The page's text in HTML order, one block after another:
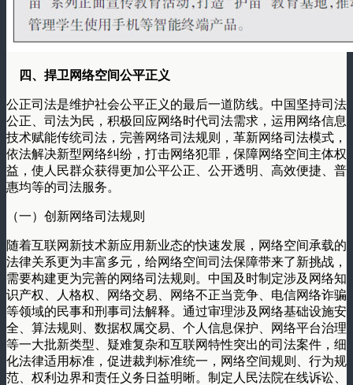
四、捍卫网络空间公平正义
公正司法是维护社会公平正义的最后一道防线。中国坚持司法
公正、司法为民，积极回应网络时代司法需求，运用网络信息
技术赋能传统司法，完善网络司法规则，革新网络司法模式，
依法解决新型网络纠纷，打击网络犯罪，保障网络空间主体权
益，使人民群众获得更加公平公正、公开透明、高效便捷、普
惠均等的司法服务。
（一）创新网络司法规则
随着互联网新技术新应用新业态的快速发展，网络空间承载的
法律关系更为丰富多元，给网络空间司法保障带来了新挑战，
需要构建更为完善的网络司法规则。中国及时制定涉及网络知
识产权、人格权、网络交易、网络不正当竞争、电信网络诈骗
等领域的民事和刑事司法解释。通过审理涉及网络基础设施安
全、算法规则、数据权属交易、个人信息保护、网络平台治理
等一大批新类型、疑难复杂和互联网特性突出的司法案件，细
化法律适用标准，促进裁判标准统一，网络空间规则、行为规
范、权利边界和责任义务日益明晰。制定人民法院在线诉讼、